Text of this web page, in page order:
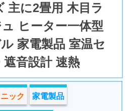
主に2畳用 木目ラ
ヒーター一体型
家電製品 室温セ
遮音設計 速熱
ック 家電製品